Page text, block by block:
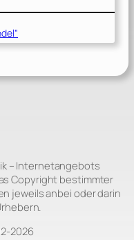
– Internetangebots
Copyright bestimmter
jeweils anbei oder darin